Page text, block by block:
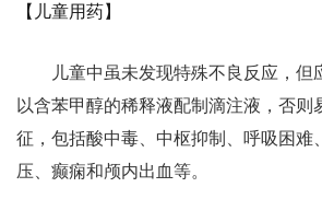
【儿童用药】
儿童中虽未发现特殊不良反应，但
以含苯甲醇的稀释液配制滴注液，否则
征，包括酸中毒、中枢抑制、呼吸困难
压、癫痫和颅内出血等。